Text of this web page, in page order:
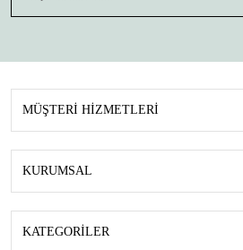
MÜŞTERİ HİZMETLERİ
KURUMSAL
KATEGORİLER